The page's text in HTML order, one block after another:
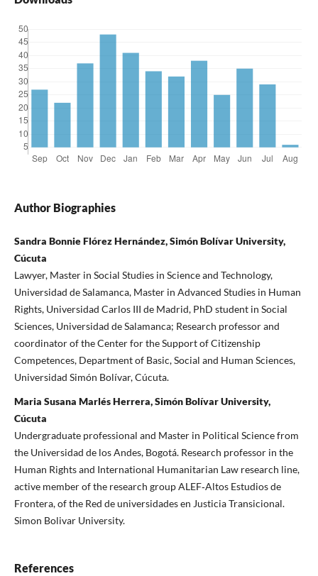
Author Biographies
Sandra Bonnie Flórez Hernández, Simón Bolívar University,
Cúcuta
Lawyer, Master in Social Studies in Science and Technology,
Universidad de Salamanca, Master in Advanced Studies in Human
Rights, Universidad Carlos III de Madrid, PhD student in Social
Sciences, Universidad de Salamanca; Research professor and
coordinator of the Center for the Support of Citizenship
Competences, Department of Basic, Social and Human Sciences,
Universidad Simón Bolívar, Cúcuta.
Maria Susana Marlés Herrera, Simón Bolívar University,
Cúcuta
Undergraduate professional and Master in Political Science from
the Universidad de los Andes, Bogotá. Research professor in the
Human Rights and International Humanitarian Law research line,
active member of the research group ALEF‑Altos Estudios de
Frontera, of the Red de universidades en Justicia Transicional.
Simon Bolivar University.
References